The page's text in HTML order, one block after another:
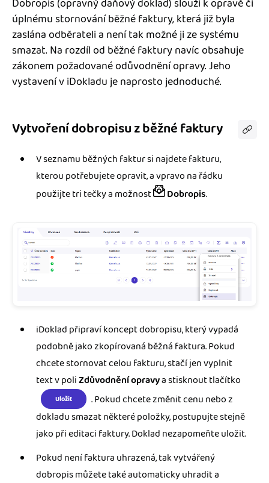
Spřátelené účetní
Katalog doplňků
Jak se vyznat ve fakturaci
Blog
mini akademie
Fakturační poradna
úplnému stornování běžné faktury, která již byla
zaslána odběrateli a není tak možné ji ze systému
smazat. Na rozdíl od běžné faktury navíc obsahuje
zákonem požadované odůvodnění opravy. Jeho
vystavení v iDokladu je naprosto jednoduché.
Vytvoření dobropisu z běžné faktury
V seznamu běžných faktur si najdete fakturu,
kterou potřebujete opravit, a vpravo na řádku
použijte tri tečky a možnost
Dobropis.
iDoklad připraví koncept dobropisu, který vypadá
podobně jako zkopírovaná běžná faktura. Pokud
chcete stornovat celou fakturu, stačí jen vyplnit
text v poliZdůvodnění opravya stisknout tlačítko
Uložit
. Pokud chcete změnit cenu nebo z
dokladu smazat některé položky, postupujte stejně
jako při editaci faktury. Doklad nezapomeňte uložit.
Pokud není faktura uhrazená, tak vytvářený
dobropis můžete také automaticky uhradit a